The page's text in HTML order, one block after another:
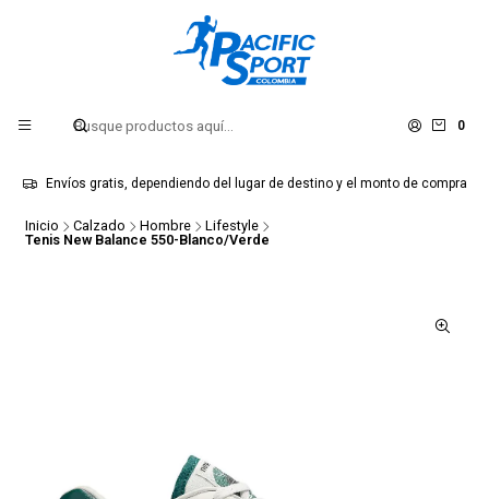
0
Envíos gratis, dependiendo del lugar de destino y el monto de compra
Inicio Calzado Hombre
Lifestyle
Tenis New Balance 550-Blanco/Verde